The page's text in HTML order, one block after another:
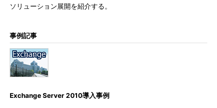
ソリューション展開を紹介する。
事例記事
Exchange Server 2010導入事例